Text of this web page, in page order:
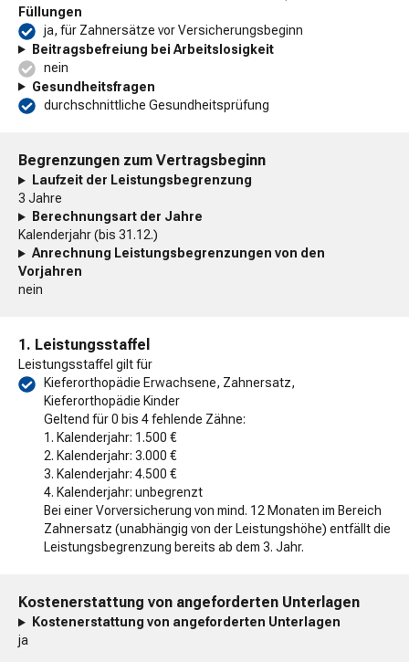
Füllungen
ja, für Zahnersätze vor Versicherungsbeginn
Beitragsbefreiung bei Arbeitslosigkeit
nein
Gesundheitsfragen
durchschnittliche Gesundheitsprüfung
Begrenzungen zum Vertragsbeginn
Laufzeit der Leistungsbegrenzung
3 Jahre
Berechnungsart der Jahre
Kalenderjahr (bis 31.12.)
Anrechnung Leistungsbegrenzungen von den
Vorjahren
nein
1. Leistungsstaffel
Leistungsstaffel gilt für
Kieferorthopädie Erwachsene, Zahnersatz,
Kieferorthopädie Kinder
Geltend für 0 bis 4 fehlende Zähne:
1. Kalenderjahr: 1.500 €
2. Kalenderjahr: 3.000 €
3. Kalenderjahr: 4.500 €
4. Kalenderjahr: unbegrenzt
Bei einer Vorversicherung von mind. 12 Monaten im Bereich
Zahnersatz (unabhängig von der Leistungshöhe) entfällt die
Leistungsbegrenzung bereits ab dem 3. Jahr.
Kostenerstattung von angeforderten Unterlagen
Kostenerstattung von angeforderten Unterlagen
ja